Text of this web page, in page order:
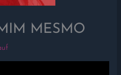
MESMO